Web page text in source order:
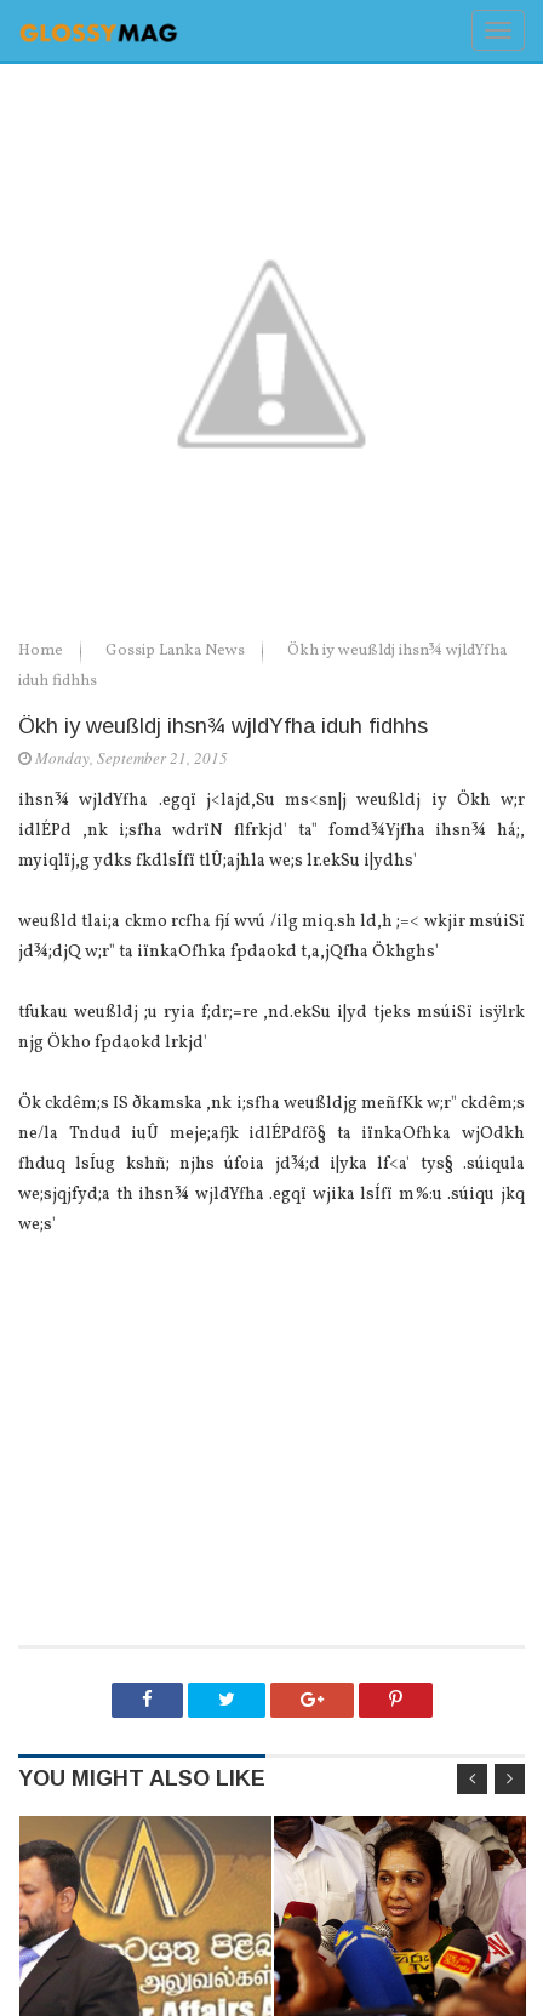
Home Gossip Lanka News
Ökh iy weußldj ihsn¾ wjldYfha
iduh fidhhs
Ökh iy weußldj ihsn¾ wjldYfha iduh fidhhs
Monday, September 21, 2015
ihsn¾ wjldYfha .egqï j<lajd,Su ms<sn|j weußldj iy Ökh w;r
idlÉPd ,nk i;sfha wdrïN flfrkjd' ta" fomd¾Yjfha ihsn¾ há;,
myiqlïj,g ydks fkdlsÍfï tlÛ;ajhla we;s lr.ekSu i|ydhs'
weußld tlai;a ckmo rcfha fjí wvú /ilg miq.sh ld,h ;=< wkjir msúiSï
jd¾;djQ w;r" ta iïnkaOfhka fpdaokd t,a,jQfha Ökhghs'
tfukau weußldj ;u ryia f;dr;=re ,nd.ekSu i|yd tjeks msúiSï isÿlrk
njg Ökho fpdaokd lrkjd'
Ök ckdêm;s IS ðkamska ,nk i;sfha weußldjg meñfKk w;r" ckdêm;s
ne/la Tndud iuÛ meje;afjk idlÉPdfõ§ ta iïnkaOfhka wjOdkh
fhduq lsÍug kshñ; njhs úfoia jd¾;d i|yka lf<a' tys§ .súiqula
we;sjqjfyd;a th ihsn¾ wjldYfha .egqï wjika lsÍfï m%:u .súiqu jkq
we;s'
YOU MIGHT ALSO LIKE